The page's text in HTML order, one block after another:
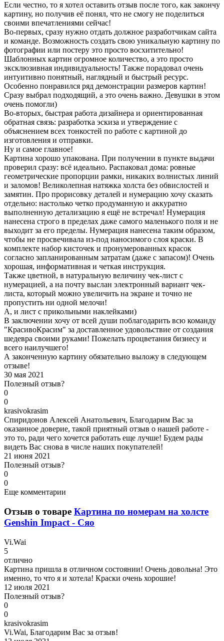
Если честно, то я хотел оставить отзыв после того, как закончу
картину, но получив её понял, что не смогу не поделиться
своими впечатлениями сейчас!
Во-первых, сразу нужно отдать должное разработчикам сайта
и команде. Возможность создать свою уникальную картину по
фотографии или постеру это просто восхитительно!
Шаблонных картин огромное количество, а это просто
эксклюзивная индивидуальность! Также порадовал очень
интуитивно понятный, наглядный и быстрый ресурс.
Особенно понравился ряд демонстрации размеров картин!
Сразу выбрал подходящий, а это очень важно. Девушки в этом
очень помогли)
Во-вторых, быстрая работа дизайнера и ориентированная
обратная связь: разработка эскиза и утверждение с
объяснением всех тонкостей по работе с картиной до
изготовления и отправки.
Ну и самое главное!
Картина хорошо упакована. При получении в пункте выдачи
проверил сразу: всё идеально. Распаковал дома: ровные
геометрические пропорции рамки, никаких волнистых линий
и заломов! Великолепная натяжка холста без обвислостей и
замятин. Про прорисовку деталей и нумерацию хочу сказать
отдельно: настолько четко продуманную и аккуратно
выполненную детализацию я ещё не встречал! Нумерация
нанесена строго в пределах даже самого маленького поля и не
выходит за его пределы. Нумерация нанесена таким образом,
чтобы не просвечивала из-под наносимого слоя краски. В
комплекте набор кисточек и пронумерованных красок
согласно запланированным затратам (даже с запасом)! Очень
хорошая, информативная и четкая инструкция.
Также цветной, в натуральную величину чек-лист с
нумерацией, а на почту выслан электронный вариант чек-
листа, который можно увеличить на экране и точно не
пропустить ни одной мелочи!
А, и лист с прикольными наклейками)
В заключении хочу от всей души поблагодарить всю команду
"КрасивоКрасим" за доставленное удовольствие от создания
шедевра своими руками! Пожелать процветания бизнесу и
всего наилучшего!
А законченную картину обязательно выложу в следующем
отзыве!
30 мая 2021
Полезный отзыв?
0
0
krasivokrasim
Спиридонов Алексей Анатольевич, Благодарим Вас за
оказанное доверие, такой приятный отзыв о нашей работе -
это то, ради чего хочется работать еще лучше! Будем рады
видеть Вас снова в числе наших покупателей!
21 июня 2021
Полезный отзыв?
0
0
Еще комментарии
Отзыв о товаре Картина по номерам на холсте
Genshin Impact - Сяо
Vi.Wai
5
отлично
Картина пришла в отличном состоянии! Очень довольна! Это
именно, то что я и хотела! Краски очень хорошие!
12 июля 2021
Полезный отзыв?
0
0
krasivokrasim
Vi.Wai, Благодарим Вас за отзыв!